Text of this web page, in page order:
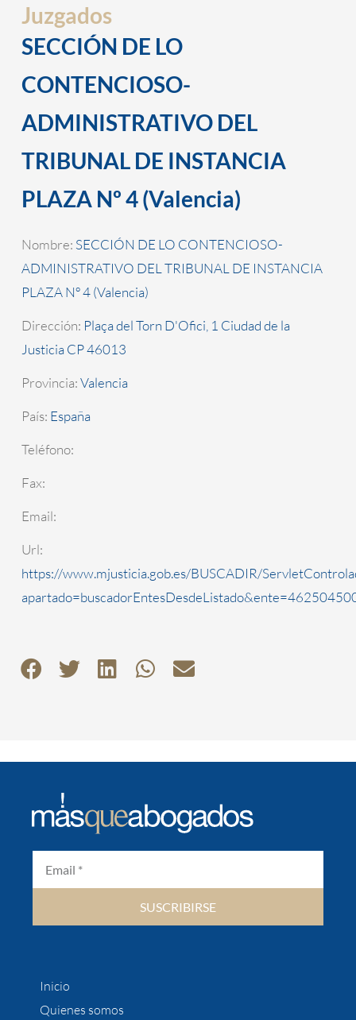
Juzgados
SECCIÓN DE LO
CONTENCIOSO-
ADMINISTRATIVO DEL
TRIBUNAL DE INSTANCIA
PLAZA Nº 4 (Valencia)
Nombre: SECCIÓN DE LO CONTENCIOSO-
ADMINISTRATIVO DEL TRIBUNAL DE INSTANCIA
PLAZA Nº 4 (Valencia)
Dirección: Plaça del Torn D'Ofici, 1 Ciudad de la
Justicia CP 46013
Provincia:Valencia
País: España
Teléfono:
Fax:
Email:
Url:
https://www.mjusticia.gob.es/BUSCADIR/
SUSCRIBIRSE
Inicio
Quienes somos